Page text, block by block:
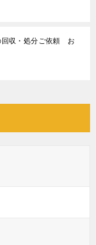
回収・処分ご依頼 お